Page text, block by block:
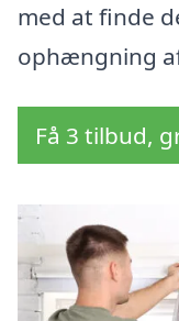
med at finde
ophængning
Få 3 tilbud,